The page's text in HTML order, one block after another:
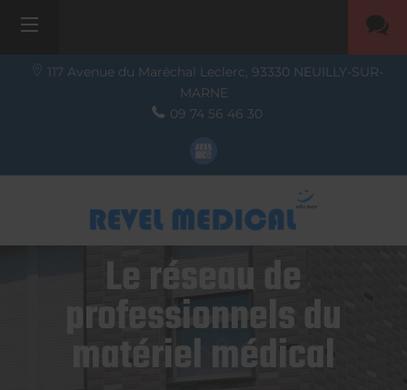
117 Avenue du Maréchal Leclerc, 93330 NEUILLY-SUR-
MARNE
09 74 56 46 30
Le réseau de
professionnels du
matériel médical